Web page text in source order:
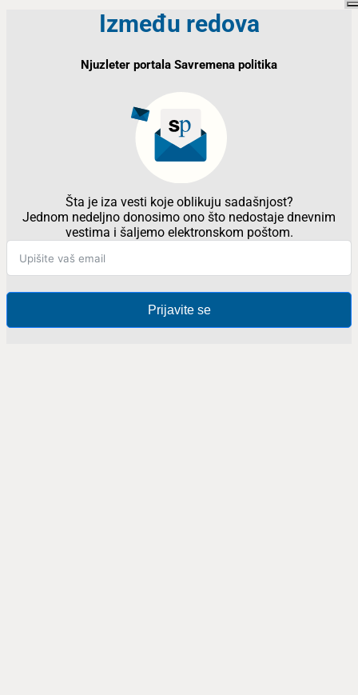
Između redova
Njuzleter portala Savremena politika
Šta je iza vesti koje oblikuju sadašnjost?
Jednom nedeljno donosimo ono što nedostaje dnevnim
vestima i šaljemo elektronskom poštom.
Prijavite se